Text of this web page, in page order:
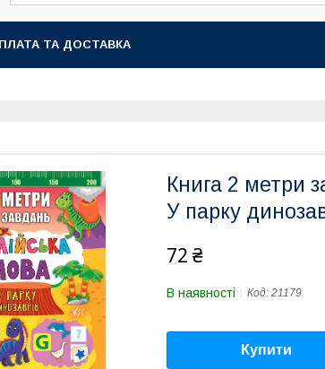
ТА ДОСТАВКА
Книга 2 метри
У парку
72 ₴
В наявності Код: 21179
Купити